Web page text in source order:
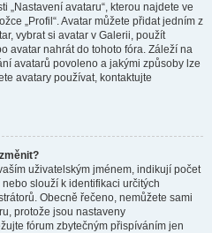
„Nastavení avataru“, kterou najdete ve
„Profil“. Avatar můžete přidat jedním z
vybrat si avatar v Galerii, použít
avatar nahrát do tohoto fóra. Záleží na
avatarů povoleno a jakými způsoby lze
avatary používat, kontaktujte
uživatelským jménem, indikují počet
slouží k identifikaci určitých
Obecně řečeno, nemůžete sami
protože jsou nastaveny
fórum zbytečným přispíváním jen